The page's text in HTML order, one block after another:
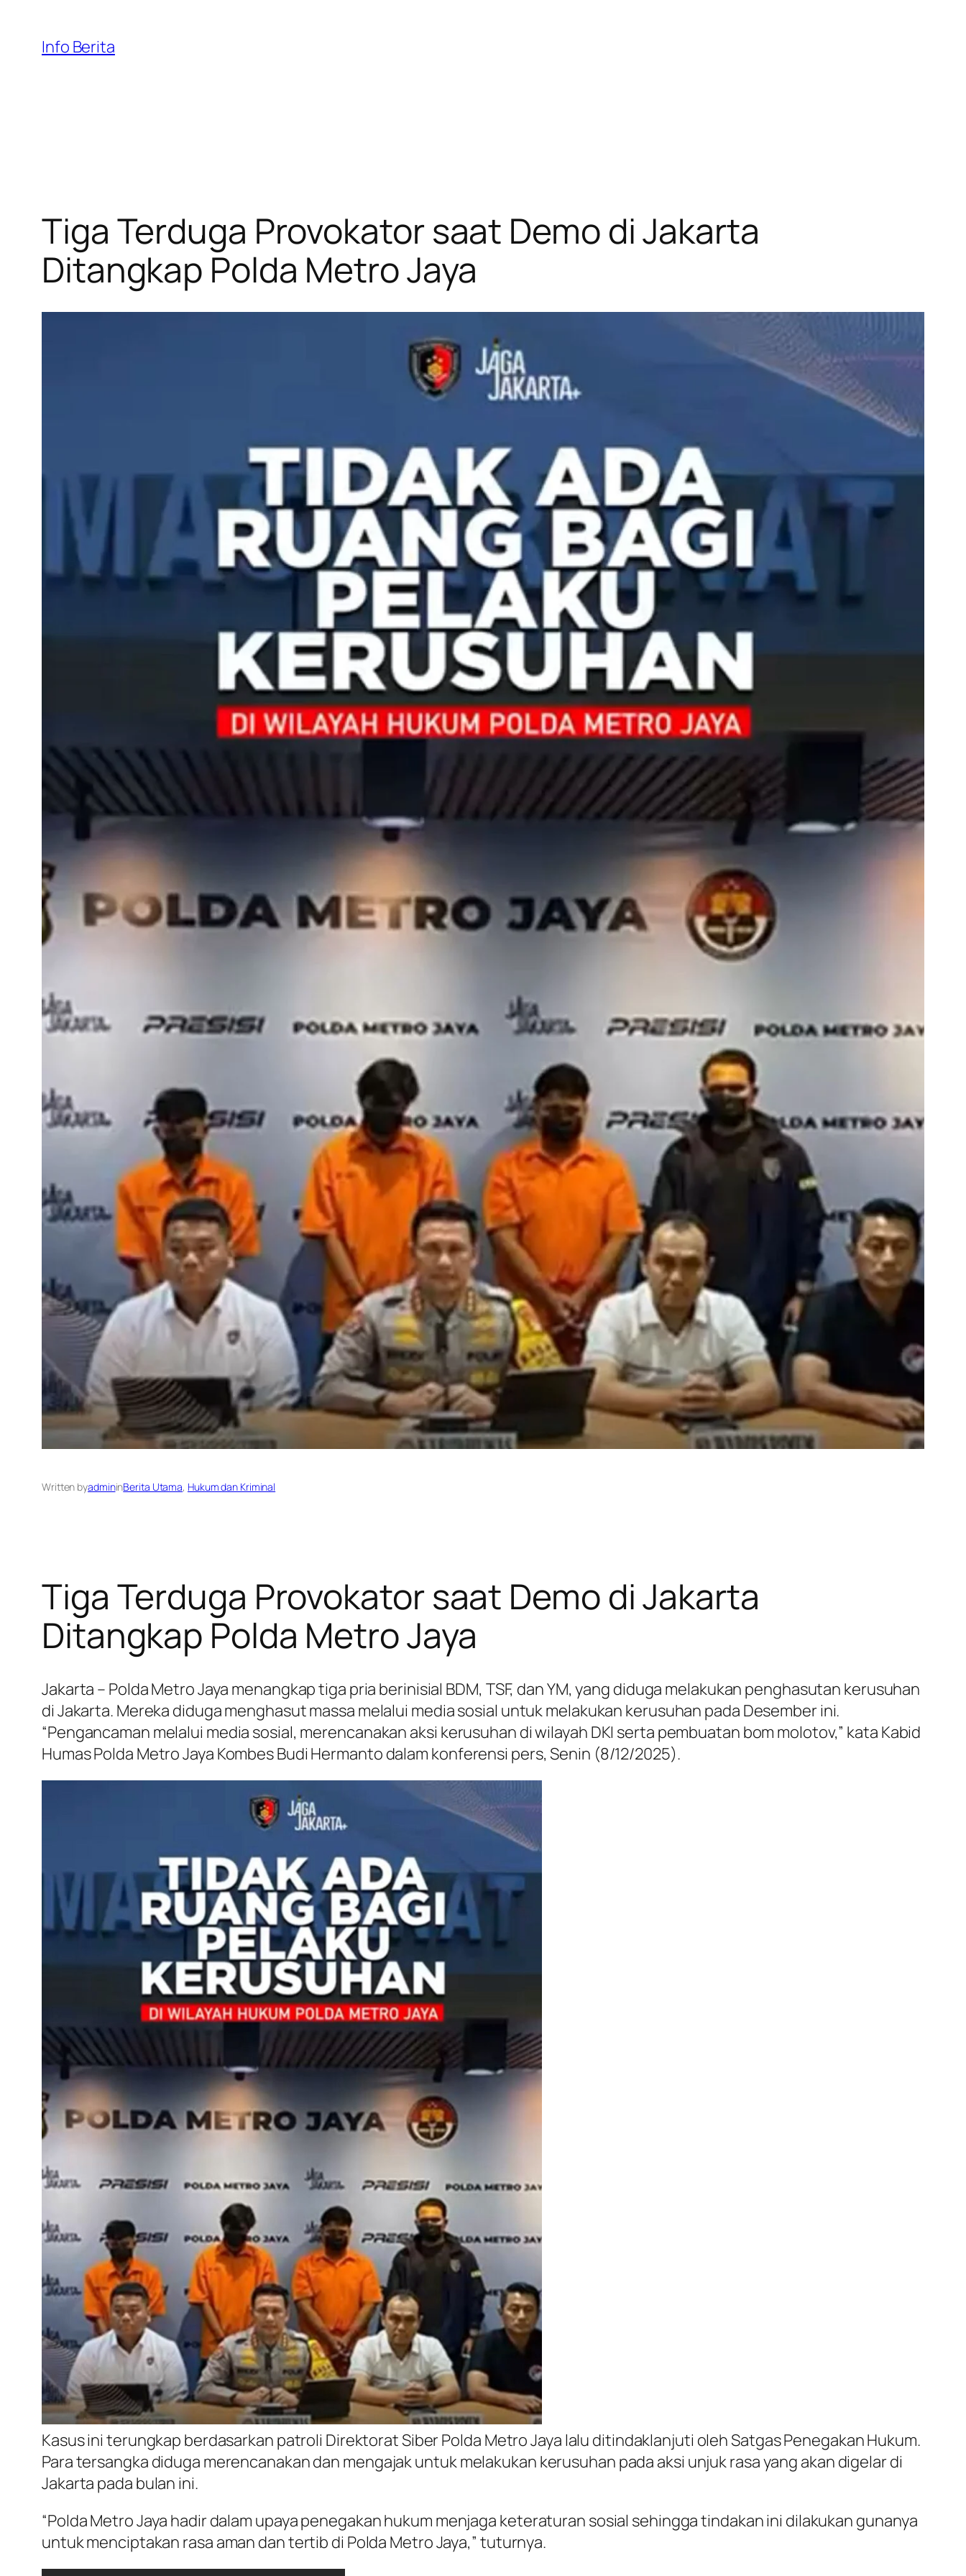
content
Info Berita
Tiga Terduga Provokator saat Demo di Jakarta
Ditangkap Polda Metro Jaya
Written byadmininBerita Utama, Hukum dan Kriminal
Tiga Terduga Provokator saat Demo di Jakarta
Ditangkap Polda Metro Jaya
Jakarta – Polda Metro Jaya menangkap tiga pria berinisial BDM, TSF, dan YM, yang diduga melakukan penghasutan kerusuhan
di Jakarta. Mereka diduga menghasut massa melalui media sosial untuk melakukan kerusuhan pada Desember ini.
“Pengancaman melalui media sosial, merencanakan aksi kerusuhan di wilayah DKI serta pembuatan bom molotov,” kata Kabid
Humas Polda Metro Jaya Kombes Budi Hermanto dalam konferensi pers, Senin (8/12/2025).
Kasus ini terungkap berdasarkan patroli Direktorat Siber Polda Metro Jaya lalu ditindaklanjuti oleh Satgas Penegakan Hukum.
Para tersangka diduga merencanakan dan mengajak untuk melakukan kerusuhan pada aksi unjuk rasa yang akan digelar di
Jakarta pada bulan ini.
“Polda Metro Jaya hadir dalam upaya penegakan hukum menjaga keteraturan sosial sehingga tindakan ini dilakukan gunanya
untuk menciptakan rasa aman dan tertib di Polda Metro Jaya,” tuturnya.